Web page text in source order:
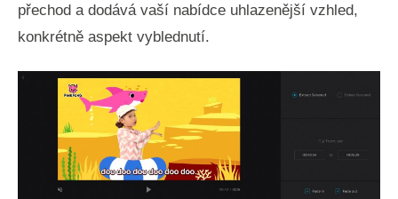
přechod a dodává vaší nabídce uhlazenější vzhled,
konkrétně aspekt vyblednutí.